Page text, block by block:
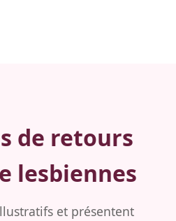
de retours
lesbiennes
et présentent